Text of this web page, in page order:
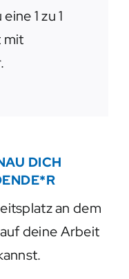
1 zu 1
mit
DICH
an dem
deine Arbeit